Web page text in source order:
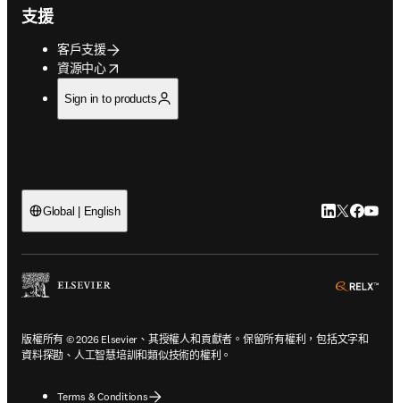
支援
客戶支援
資源中心
opens in new tab/window
Sign in to products
Global | English LinkedIn 打
Twitter 打
版權所有 © 2026 Elsevier、其授權人和貢獻者。保留所有權利，包括文字和
資料探勘、人工智慧培訓和類似技術的權利。
Terms & Conditions